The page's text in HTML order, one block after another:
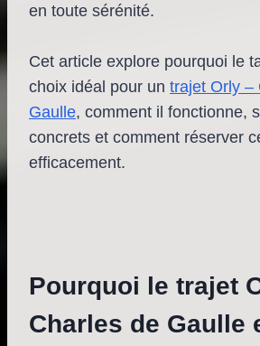
en toute sérénité.
Cet article explore pourquoi le
choix idéal pour un trajet Orly –
Gaulle, comment il fonctionne,
concrets et comment réserver
efficacement.
Pourquoi le trajet
Charles de Gaulle